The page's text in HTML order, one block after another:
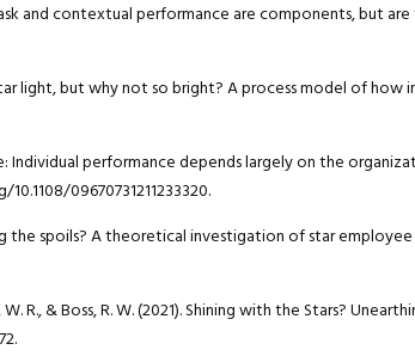
and contextual performance are components, but
light, but why not so bright? A process model of
Individual performance depends largely on the
09670731211233320.
the spoils? A theoretical investigation of star
W. R., & Boss, R. W. (2021). Shining with the Stars?